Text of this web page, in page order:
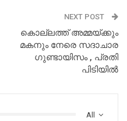
NEXT POST
കൊല്ലത്ത് അമ്മയ്ക്കും
മകനും നേരെ സദാചാര
ഗുണ്ടായിസം , പ്രതി
പിടിയില്‍
All